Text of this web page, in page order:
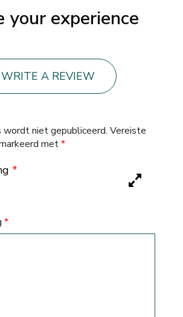
your experience
WRITE A REVIEW
wordt niet gepubliceerd. Vereiste
met*
*
*